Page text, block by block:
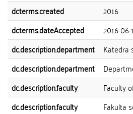
dcterms.created
2016
dcterms.dateAccepted
2016-06-
dc.description.department
Katedra
dc.description.department
dc.description.faculty
Faculty
dc.description.faculty
Fakulta